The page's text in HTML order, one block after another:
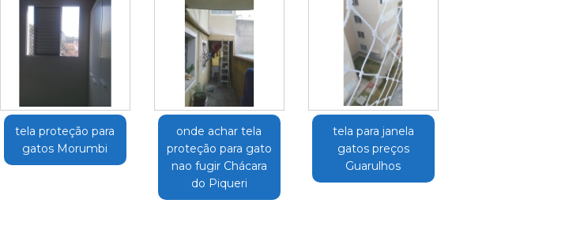
tela proteção para
gatos Morumbi
onde achar tela
proteção para gato
nao fugir Chácara
do Piqueri
tela para janela
gatos preços
Guarulhos